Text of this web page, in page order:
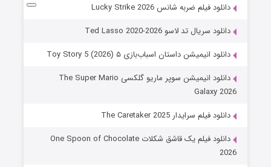
دانلود فیلم ضربه شانس Lucky Strike 2026
دانلود سریال تد لاسو Ted Lasso 2020-2026
دانلود انیمیشن داستان اسباب‌بازی ۵ Toy Story 5 (2026)
دانلود انیمیشن سوپر ماریو گلکسی The Super Mario
Galaxy 2026
دانلود فیلم سرایدار The Caretaker 2025
دانلود فیلم یک قاشق شکلات One Spoon of Chocolate
2026